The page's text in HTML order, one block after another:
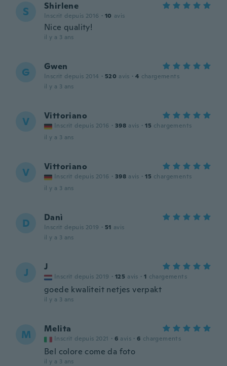
S Shirlene
Inscrit depuis 2016 · 10 avis
Nice quality!
il y a 3 ans
G Gwen
Inscrit depuis 2014 · 520 avis · 4 chargements
il y a 3 ans
V Vittoriano
Inscrit depuis 2016 · 398 avis · 15 chargements
il y a 3 ans
V Vittoriano
Inscrit depuis 2016 · 398 avis · 15 chargements
il y a 3 ans
D Danì
Inscrit depuis 2019 · 51 avis
il y a 3 ans
J J
Inscrit depuis 2019 · 125 avis · 1 chargements
goede kwaliteit netjes verpakt
il y a 3 ans
M Melita
Inscrit depuis 2021 · 6 avis · 6 chargements
Bel colore come da foto
il y a 3 ans